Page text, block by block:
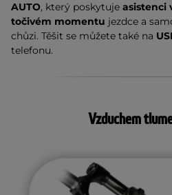
AUTO, který poskytuje asistenci
točivém momentu jezdce a
chůzi. Těšit se můžete také na
telefonu.
Vzduchem